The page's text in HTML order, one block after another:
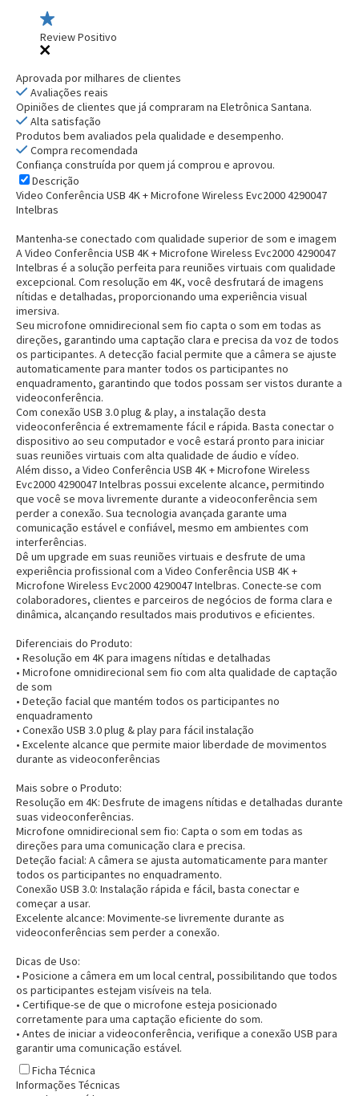
Review Positivo
Aprovada por milhares de clientes
Avaliações reais
Opiniões de clientes que já compraram na Eletrônica Santana.
Alta satisfação
Produtos bem avaliados pela qualidade e desempenho.
Compra recomendada
Confiança construída por quem já comprou e aprovou.
Descrição
Video Conferência USB 4K + Microfone Wireless Evc2000 4290047
Intelbras
Mantenha-se conectado com qualidade superior de som e imagem
A Video Conferência USB 4K + Microfone Wireless Evc2000 4290047
Intelbras é a solução perfeita para reuniões virtuais com qualidade
excepcional. Com resolução em 4K, você desfrutará de imagens
nítidas e detalhadas, proporcionando uma experiência visual
imersiva.
Seu microfone omnidirecional sem fio capta o som em todas as
direções, garantindo uma captação clara e precisa da voz de todos
os participantes. A detecção facial permite que a câmera se ajuste
automaticamente para manter todos os participantes no
enquadramento, garantindo que todos possam ser vistos durante a
videoconferência.
Com conexão USB 3.0plug & play, a instalação desta
videoconferência é extremamente fácil e rápida. Basta conectar o
dispositivo ao seu computador e você estará pronto para iniciar
suas reuniões virtuais com alta qualidade de áudio e vídeo.
Além disso, a Video Conferência USB 4K + Microfone Wireless
Evc2000 4290047 Intelbras possui excelente alcance, permitindo
que você se mova livremente durante a videoconferência sem
perder a conexão. Sua tecnologia avançada garante uma
comunicação estável e confiável, mesmo em ambientes com
interferências.
Dê um upgrade em suas reuniões virtuais e desfrute de uma
experiência profissional com a Video Conferência USB 4K +
Microfone Wireless Evc2000 4290047 Intelbras. Conecte-se com
colaboradores, clientes e parceiros de negócios de forma clara e
dinâmica, alcançando resultados mais produtivos e eficientes.
Diferenciais do Produto:
• Resolução em 4K para imagens nítidas e detalhadas
• Microfone omnidirecional sem fio com alta qualidade de captação
de som
• Deteção facial que mantém todos os participantes no
enquadramento
• Conexão USB 3.0 plug & play para fácil instalação
• Excelente alcance que permite maior liberdade de movimentos
durante as videoconferências
Mais sobre o Produto:
Resolução em 4K: Desfrute de imagens nítidas e detalhadas durante
suas videoconferências.
Microfone omnidirecional sem fio: Capta o som em todas as
direções para uma comunicação clara e precisa.
Deteção facial: A câmera se ajusta automaticamente para manter
todos os participantes no enquadramento.
Conexão USB 3.0: Instalação rápida e fácil, basta conectar e
começar a usar.
Excelente alcance: Movimente-se livremente durante as
videoconferências sem perder a conexão.
Dicas de Uso:
• Posicione a câmera em um local central, possibilitando que todos
os participantes estejam visíveis na tela.
• Certifique-se de que o microfone esteja posicionado
corretamente para uma captação eficiente do som.
• Antes de iniciar a videoconferência, verifique a conexão USB para
garantir uma comunicação estável.
Ficha Técnica
Informações Técnicas